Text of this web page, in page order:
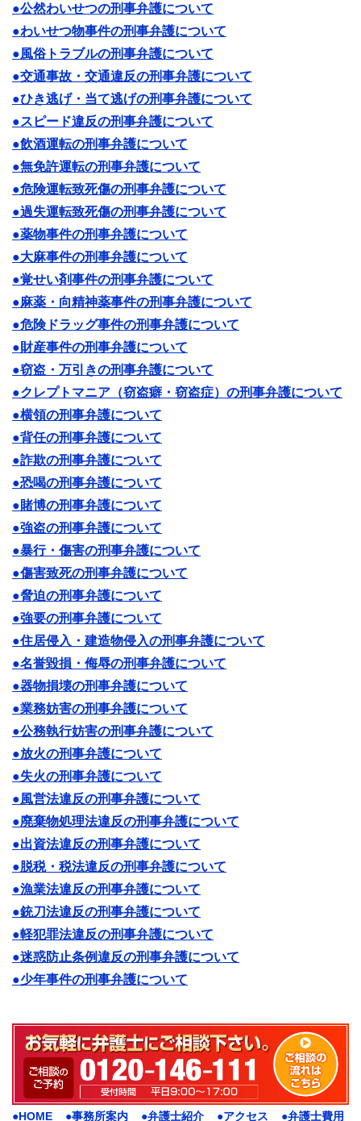
●公然わいせつの刑事弁護について
●わいせつ物事件の刑事弁護について
●風俗トラブルの刑事弁護について
●交通事故・交通違反の刑事弁護について
●ひき逃げ・当て逃げの刑事弁護について
●スピード違反の刑事弁護について
●飲酒運転の刑事弁護について
●無免許運転の刑事弁護について
●危険運転致死傷の刑事弁護について
●過失運転致死傷の刑事弁護について
●薬物事件の刑事弁護について
●大麻事件の刑事弁護について
●覚せい剤事件の刑事弁護について
●麻薬・向精神薬事件の刑事弁護について
●危険ドラッグ事件の刑事弁護について
●財産事件の刑事弁護について
●窃盗・万引きの刑事弁護について
●クレプトマニア（窃盗癖・窃盗症）の刑事弁護について
●横領の刑事弁護について
●背任の刑事弁護について
●詐欺の刑事弁護について
●恐喝の刑事弁護について
●賭博の刑事弁護について
●強盗の刑事弁護について
●暴行・傷害の刑事弁護について
●傷害致死の刑事弁護について
●脅迫の刑事弁護について
●強要の刑事弁護について
●住居侵入・建造物侵入の刑事弁護について
●名誉毀損・侮辱の刑事弁護について
●器物損壊の刑事弁護について
●業務妨害の刑事弁護について
●公務執行妨害の刑事弁護について
●放火の刑事弁護について
●失火の刑事弁護について
●風営法違反の刑事弁護について
●廃棄物処理法違反の刑事弁護について
●出資法違反の刑事弁護について
●脱税・税法違反の刑事弁護について
●漁業法違反の刑事弁護について
●銃刀法違反の刑事弁護について
●軽犯罪法違反の刑事弁護について
●迷惑防止条例違反の刑事弁護について
●少年事件の刑事弁護について
●HOME ●事務所案内 ●弁護士紹介 ●アクセス ●弁護士費用